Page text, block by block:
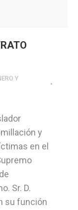
Y
y
en el
Sr. D.
su función